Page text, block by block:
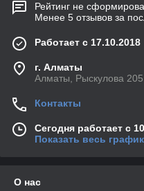
Рейтинг не
Менее 5 отзывов за
Работает с 17.10.2018
г. Алматы
Алматы, Рыскулова
Контакты
Сегодня работает с
Показать весь
О нас